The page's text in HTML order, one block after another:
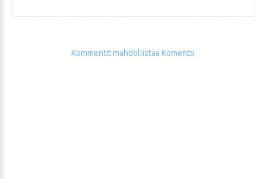
Kommentit mahdollistaa Komento